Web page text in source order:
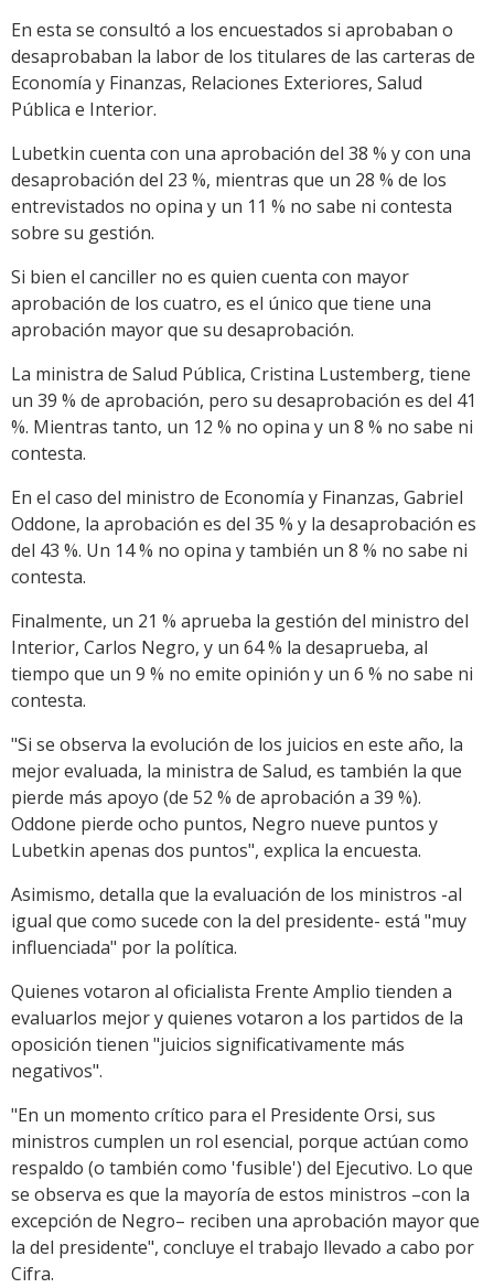
En esta se consultó a los encuestados si aprobaban o
desaprobaban la labor de los titulares de las carteras de
Economía y Finanzas, Relaciones Exteriores, Salud
Pública e Interior.
Lubetkin cuenta con una aprobación del 38 % y con una
desaprobación del 23 %, mientras que un 28 % de los
entrevistados no opina y un 11 % no sabe ni contesta
sobre su gestión.
Si bien el canciller no es quien cuenta con mayor
aprobación de los cuatro, es el único que tiene una
aprobación mayor que su desaprobación.
La ministra de Salud Pública, Cristina Lustemberg, tiene
un 39 % de aprobación, pero su desaprobación es del 41
%. Mientras tanto, un 12 % no opina y un 8 % no sabe ni
contesta.
En el caso del ministro de Economía y Finanzas, Gabriel
Oddone, la aprobación es del 35 % y la desaprobación es
del 43 %. Un 14 % no opina y también un 8 % no sabe ni
contesta.
Finalmente, un 21 % aprueba la gestión del ministro del
Interior, Carlos Negro, y un 64 % la desaprueba, al
tiempo que un 9 % no emite opinión y un 6 % no sabe ni
contesta.
"Si se observa la evolución de los juicios en este año, la
mejor evaluada, la ministra de Salud, es también la que
pierde más apoyo (de 52 % de aprobación a 39 %).
Oddone pierde ocho puntos, Negro nueve puntos y
Lubetkin apenas dos puntos", explica la encuesta.
Asimismo, detalla que la evaluación de los ministros -al
igual que como sucede con la del presidente- está "muy
influenciada" por la política.
Quienes votaron al oficialista Frente Amplio tienden a
evaluarlos mejor y quienes votaron a los partidos de la
oposición tienen "juicios significativamente más
negativos".
"En un momento crítico para el Presidente Orsi, sus
ministros cumplen un rol esencial, porque actúan como
respaldo (o también como 'fusible') del Ejecutivo. Lo que
se observa es que la mayoría de estos ministros –con la
excepción de Negro– reciben una aprobación mayor que
la del presidente", concluye el trabajo llevado a cabo por
Cifra.